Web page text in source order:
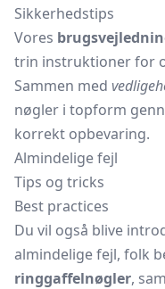
Sikkerhedstips
Vores
trin instruktioner for
Sammen med
nøgler i topform
korrekt opbevaring.
Almindelige fejl
Tips og tricks
Best practices
Du vil også blive
almindelige fejl, folk
ringgaffelnøgler,